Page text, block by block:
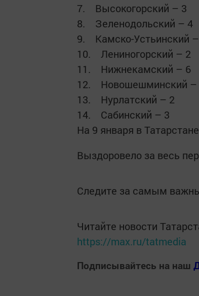
7. Высокогорский – 3
8. Зеленодольский – 4
9. Камско-Устьинский
10. Лениногорский – 2
11. Нижнекамский – 6
12. Новошешминский –
13. Нурлатский – 2
14. Сабинский – 3
На 9 января в
Выздоровело за весь
Следите за самым
Читайте новости
https://max.ru/tatmedia
Подписывайтесь на наш